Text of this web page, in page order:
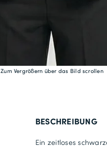
Zum Vergrößern über das Bild scrollen
BESCHREIBUNG
Ein zeitloses